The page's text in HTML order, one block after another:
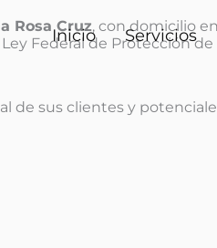
Inicio Servicios
Rosa Cruz, con domicilio
Federal de Protección de
de sus clientes y